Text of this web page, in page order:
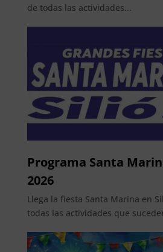
de todas las actividades...
Programa Santa
2026
Llega la fiesta Santa Marina en
todas las actividades que